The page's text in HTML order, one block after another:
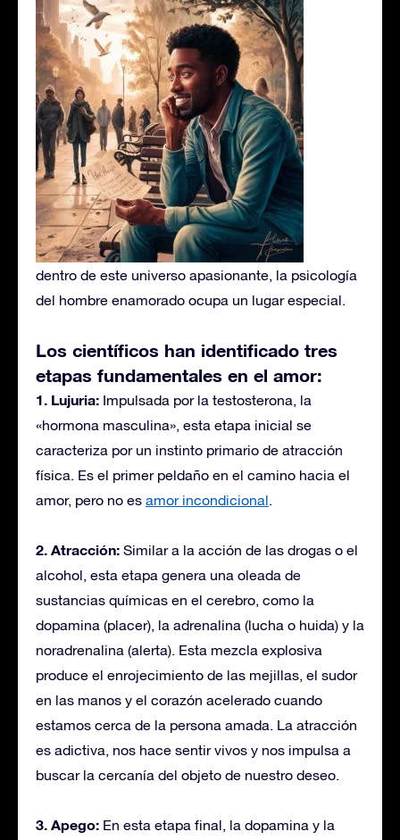
dentro de este universo apasionante, la psicología
del hombre enamorado ocupa un lugar especial.
Los científicos han identificado tres
etapas fundamentales en el amor:
1. Lujuria: Impulsada por la testosterona, la
«hormona masculina», esta etapa inicial se
caracteriza por un instinto primario de atracción
física. Es el primer peldaño en el camino hacia el
amor, pero no es amor incondicional.
2. Atracción: Similar a la acción de las drogas o el
alcohol, esta etapa genera una oleada de
sustancias químicas en el cerebro, como la
dopamina (placer), la adrenalina (lucha o huida) y la
noradrenalina (alerta). Esta mezcla explosiva
produce el enrojecimiento de las mejillas, el sudor
en las manos y el corazón acelerado cuando
estamos cerca de la persona amada. La atracción
es adictiva, nos hace sentir vivos y nos impulsa a
buscar la cercanía del objeto de nuestro deseo.
3. Apego: En esta etapa final, la dopamina y la